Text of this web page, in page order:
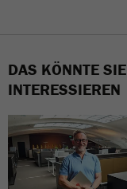
DAS KÖNNTE
INTERESSIEREN